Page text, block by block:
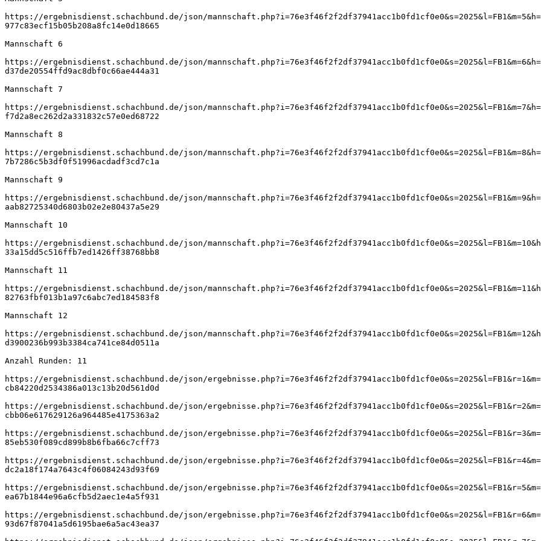
https://ergebnisdienst.schachbund.de/json/
977c83ecf15b05b208a8fc14e0d18665
Mannschaft 6
https://ergebnisdienst.schachbund.de/json/
d37de20554ffd9ac8dbf0c66ae444a31
Mannschaft 7
https://ergebnisdienst.schachbund.de/json/
f7d2a8ec262d2a331832c57e0ed68722
Mannschaft 8
https://ergebnisdienst.schachbund.de/json/
7b7286c5b3df0f51996acdadf3cd7c1a
Mannschaft 9
https://ergebnisdienst.schachbund.de/json/
aab82725340d6803b02e2e80437a5e29
Mannschaft 10
https://ergebnisdienst.schachbund.de/json/
33a15dd5c516ffb7ed1426ff38768bb8
Mannschaft 11
https://ergebnisdienst.schachbund.de/json/
82763fbf013b1a97c6abc7ed184583f8
Mannschaft 12
https://ergebnisdienst.schachbund.de/json/
d3900236b993b3384ca741ce84d0511a
Anzahl Runden: 11
https://ergebnisdienst.schachbund.de/json/
cb84220d2534386a013c13b20d561d0d
https://ergebnisdienst.schachbund.de/json/
cbb06e617629126a964485e4175363a2
https://ergebnisdienst.schachbund.de/json/
85eb530f089cd899b8b6fba66c7cff73
https://ergebnisdienst.schachbund.de/json/
dc2a18f174a7643c4f06084243d93f69
https://ergebnisdienst.schachbund.de/json/
ea67b1844e96a6cfb5d2aec1e4a5f931
https://ergebnisdienst.schachbund.de/json/
93d67f87041a5d6195bae6a5ac43ea37